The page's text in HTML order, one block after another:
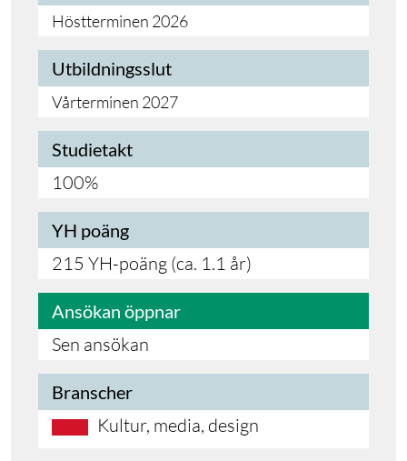
Höstterminen 2026
Utbildningsslut
Vårterminen 2027
Studietakt
100%
YH poäng
215 YH-poäng (ca. 1.1 år)
Ansökan öppnar
Sen ansökan
Branscher
Kultur, media, design